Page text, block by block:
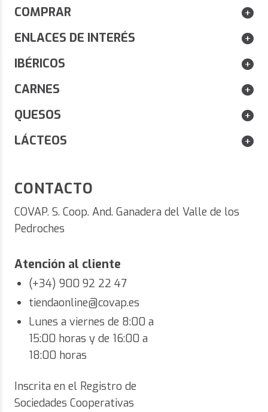
COMPRAR
ENLACES DE INTERÉS
IBÉRICOS
CARNES
QUESOS
LÁCTEOS
CONTACTO
COVAP. S. Coop. And. Ganadera del Valle de los
Pedroches
Atención al cliente
(+34) 900 92 22 47
tiendaonline@covap.es
Lunes a viernes de 8:00 a
15:00 horas y de 16:00 a
18:00 horas
Inscrita en el Registro de
Sociedades Cooperativas